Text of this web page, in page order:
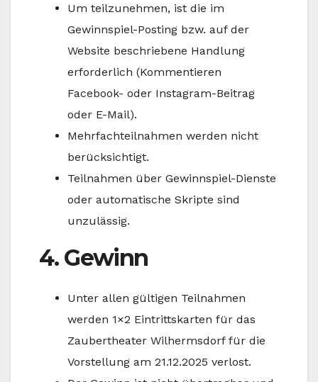
Um teilzunehmen, ist die im
Gewinnspiel-Posting bzw. auf der
Website beschriebene Handlung
erforderlich (Kommentieren
Facebook- oder Instagram-Beitrag
oder E-Mail).
Mehrfachteilnahmen werden nicht
berücksichtigt.
Teilnahmen über Gewinnspiel-Dienste
oder automatische Skripte sind
unzulässig.
4. Gewinn
Unter allen gültigen Teilnahmen
werden 1×2 Eintrittskarten für das
Zaubertheater Wilhermsdorf für die
Vorstellung am 21.12.2025 verlost.